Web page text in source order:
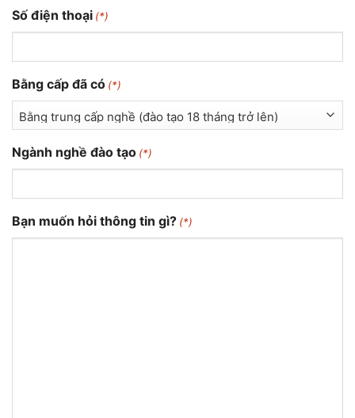
và
tên
Số điện thoại (*)
Bằng cấp đã có (*)
Ngành nghề đào tạo (*)
Bạn muốn hỏi thông tin gì? (*)